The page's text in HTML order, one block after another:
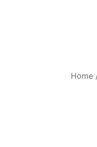
Home